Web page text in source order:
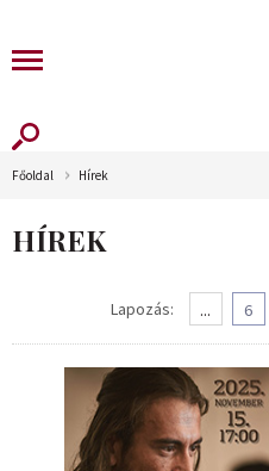
Főoldal Hírek
HÍREK
Lapozás: ... 6